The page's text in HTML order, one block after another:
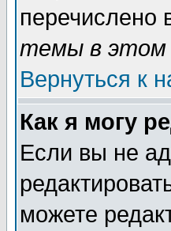
перечислено
темы в этом
Вернуться к
Как я могу
Если вы не
можете